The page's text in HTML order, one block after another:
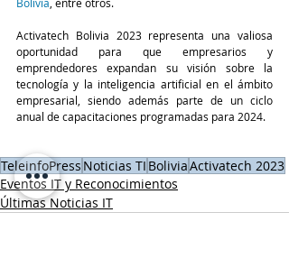
Activatech Bolivia 2023 representa una valiosa
oportunidad para que empresarios y
emprendedores expandan su visión sobre la
tecnología y la inteligencia artificial en el ámbito
empresarial, siendo además parte de un ciclo
anual de capacitaciones programadas para 2024.
TeleinfoPress Noticias TI BoliviaActivatech 2023
Eventos IT y Reconocimientos
Últimas Noticias IT